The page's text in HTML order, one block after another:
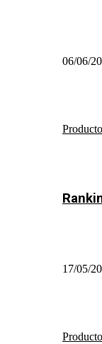
06/06/
17/05/